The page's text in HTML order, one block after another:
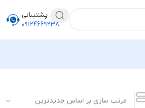
پشتیبانی
۰۹۱۲۴۶۶۹۲۳۸